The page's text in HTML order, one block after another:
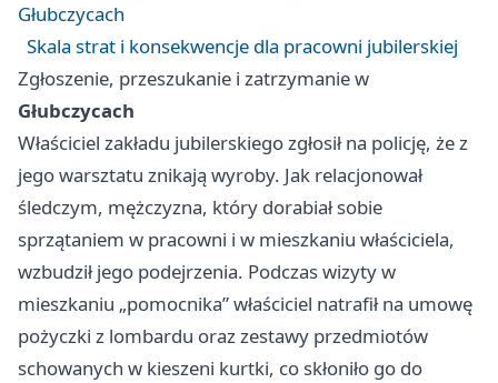
Głubczycach
Skala strat i konsekwencje dla pracowni jubilerskiej
Zgłoszenie, przeszukanie i zatrzymanie w
Głubczycach
Właściciel zakładu jubilerskiego zgłosił na policję, że z
jego warsztatu znikają wyroby. Jak relacjonował
śledczym, mężczyzna, który dorabiał sobie
sprzątaniem w pracowni i w mieszkaniu właściciela,
wzbudził jego podejrzenia. Podczas wizyty w
mieszkaniu „pomocnika” właściciel natrafił na umowę
pożyczki z lombardu oraz zestawy przedmiotów
schowanych w kieszeni kurtki, co skłoniło go do